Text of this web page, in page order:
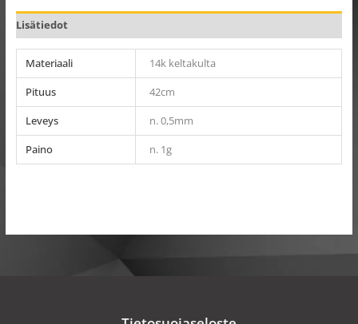
Lisätiedot
Materiaali
14k keltakulta
Pituus
42cm
Leveys
n. 0,5mm
Paino
n. 1g